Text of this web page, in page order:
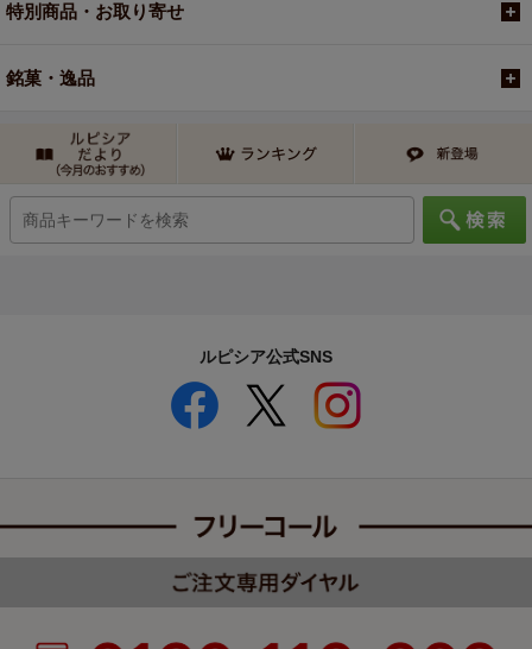
特別商品・お取り寄せ
銘菓・逸品
ルピシア公式SNS